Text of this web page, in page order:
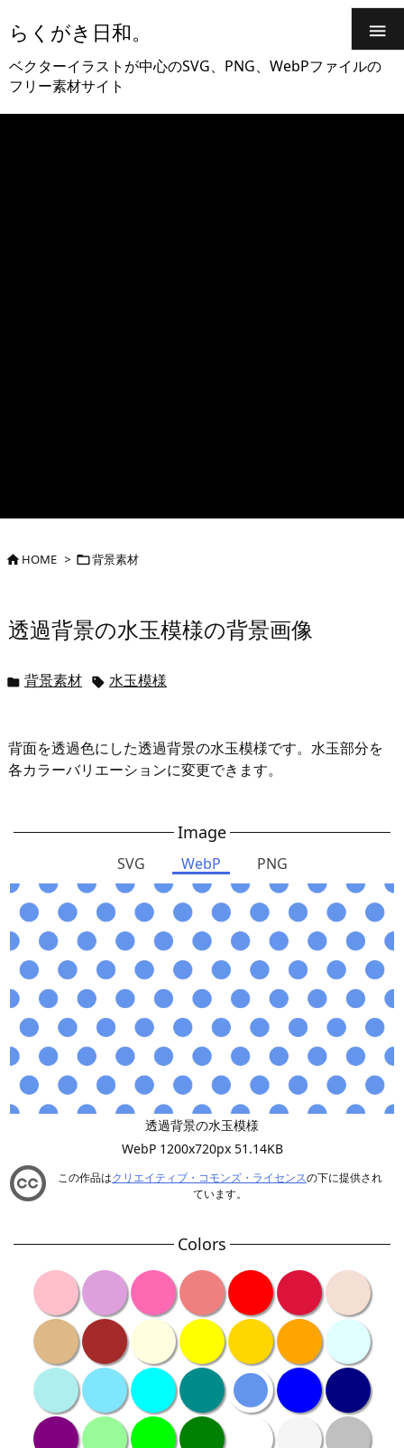
らくがき日和。
ベクターイラストが中心のSVG、PNG、WebPファイルの
フリー素材サイト

HOME > 背景素材
透過背景の水玉模様の背景画像
 背景素材  水玉模様
背面を透過色にした透過背景の水玉模様です。水玉部分を
各カラーバリエーションに変更できます。
Image
SVG WebP PNG
透過背景の水玉模様
WebP 1200x720px 51.14KB
この作品はクリエイティブ・コモンズ・ライセンスの下に提供され
ています。
Colors